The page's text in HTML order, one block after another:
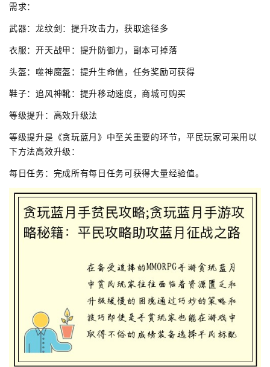
需求：
武器：龙纹剑：提升攻击力，获取途径多
衣服：开天战甲：提升防御力，副本可掉落
头盔：噬神魔盔：提升生命值，任务奖励可获得
鞋子：追风神靴：提升移动速度，商城可购买
等级提升：高效升级法
等级提升是《贪玩蓝月》中至关重要的环节，平民玩家可采用以
下方法高效升级：
每日任务：完成所有每日任务可获得大量经验值。